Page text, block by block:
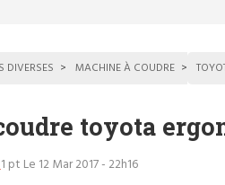
DIVERSES MACHINE À COUDRE
toyota
1 pt Le 12 Mar 2017 - 22h16